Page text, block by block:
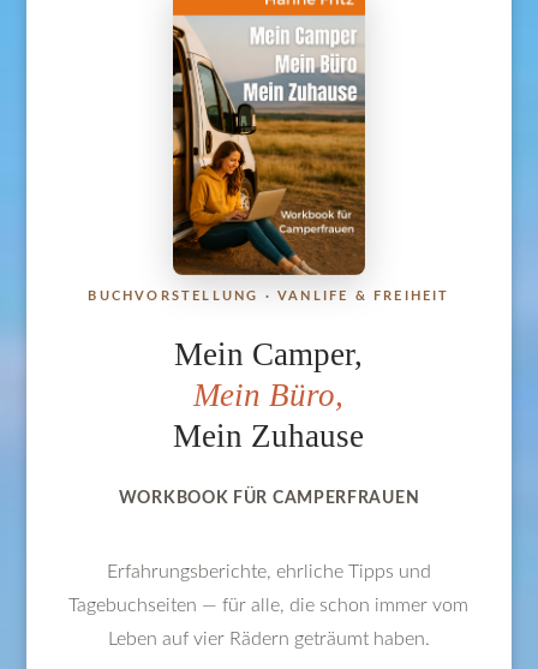
BUCHVORSTELLUNG · VANLIFE & FREIHEIT
Mein Camper,
Mein Büro,
Mein Zuhause
WORKBOOK FÜR CAMPERFRAUEN
Erfahrungsberichte, ehrliche Tipps und
Tagebuchseiten — für alle, die schon immer vom
Leben auf vier Rädern geträumt haben.